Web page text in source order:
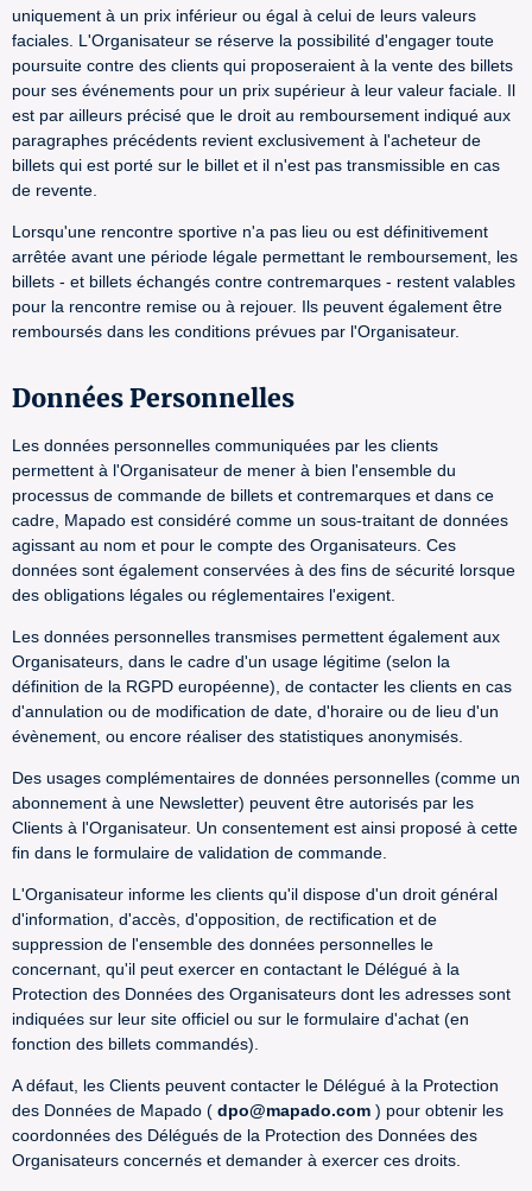
uniquement à un prix inférieur ou égal à celui de leurs valeurs
faciales. L'Organisateur se réserve la possibilité d'engager toute
poursuite contre des clients qui proposeraient à la vente des billets
pour ses événements pour un prix supérieur à leur valeur faciale. Il
est par ailleurs précisé que le droit au remboursement indiqué aux
paragraphes précédents revient exclusivement à l'acheteur de
billets qui est porté sur le billet et il n'est pas transmissible en cas
de revente.
Lorsqu'une rencontre sportive n'a pas lieu ou est définitivement
arrêtée avant une période légale permettant le remboursement, les
billets - et billets échangés contre contremarques - restent valables
pour la rencontre remise ou à rejouer. Ils peuvent également être
remboursés dans les conditions prévues par l'Organisateur.
Données Personnelles
Les données personnelles communiquées par les clients
permettent à l'Organisateur de mener à bien l'ensemble du
processus de commande de billets et contremarques et dans ce
cadre, Mapado est considéré comme un sous-traitant de données
agissant au nom et pour le compte des Organisateurs. Ces
données sont également conservées à des fins de sécurité lorsque
des obligations légales ou réglementaires l'exigent.
Les données personnelles transmises permettent également aux
Organisateurs, dans le cadre d'un usage légitime (selon la
définition de la RGPD européenne), de contacter les clients en cas
d'annulation ou de modification de date, d'horaire ou de lieu d'un
évènement, ou encore réaliser des statistiques anonymisés.
Des usages complémentaires de données personnelles (comme un
abonnement à une Newsletter) peuvent être autorisés par les
Clients à l'Organisateur. Un consentement est ainsi proposé à cette
fin dans le formulaire de validation de commande.
L'Organisateur informe les clients qu'il dispose d'un droit général
d'information, d'accès, d'opposition, de rectification et de
suppression de l'ensemble des données personnelles le
concernant, qu'il peut exercer en contactant le Délégué à la
Protection des Données des Organisateurs dont les adresses sont
indiquées sur leur site officiel ou sur le formulaire d'achat (en
fonction des billets commandés).
A défaut, les Clients peuvent contacter le Délégué à la Protection
des Données de Mapado ( dpo@mapado.com ) pour obtenir les
coordonnées des Délégués de la Protection des Données des
Organisateurs concernés et demander à exercer ces droits.